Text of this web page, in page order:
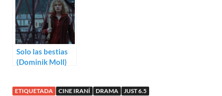
Solo las bestias
(Dominik Moll)
ETIQUETADA CINE IRANÍ DRAMA
JUST 6.5